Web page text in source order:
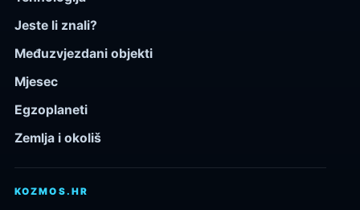
Jeste li znali?
Međuzvjezdani objekti
Mjesec
Egzoplaneti
Zemlja i okoliš
KOZMOS.HR